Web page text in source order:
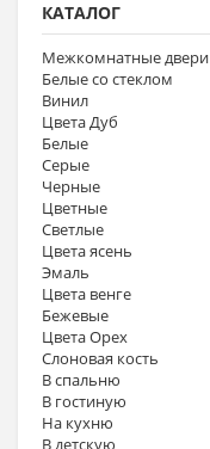
КАТАЛОГ
Межкомнатные двери
Белые со стеклом
Винил
Цвета Дуб
Белые
Серые
Черные
Цветные
Светлые
Цвета ясень
Эмаль
Цвета венге
Бежевые
Цвета Орех
Слоновая кость
В спальню
В гостиную
На кухню
В детскую